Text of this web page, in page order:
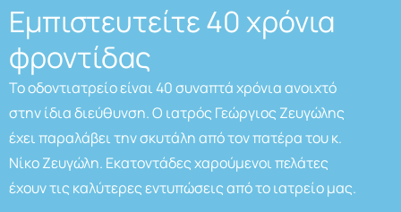
Εμπιστευτείτε 40 χρόνια
φροντίδας
Το οδοντιατρείο είναι 40 συναπτά χρόνια ανοιχτό
στην ίδια διεύθυνση. Ο ιατρός Γεώργιος Ζευγώλης
έχει παραλάβει την σκυτάλη από τον πατέρα του κ.
Νίκο Ζευγώλη. Εκατοντάδες χαρούμενοι πελάτες
έχουν τις καλύτερες εντυπώσεις από το ιατρείο μας.